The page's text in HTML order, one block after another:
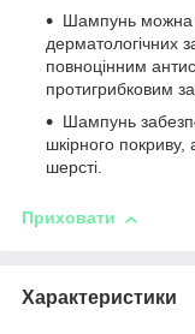
Шампунь можна
дерматологічних
повноцінним
протигрибковим
Шампунь
шкірного
шерсті.
Приховати
Характеристики